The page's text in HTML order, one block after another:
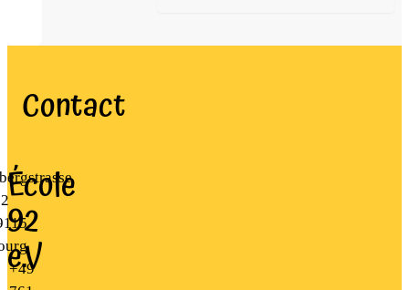
École
92
e.V
Contact
+49